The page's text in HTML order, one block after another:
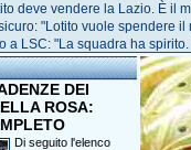
deve vendere la Lazio. È il
"Lotito vuole spendere il
a LSC: "La squadra ha
DEI
ROSA:
Di seguito l'elenco